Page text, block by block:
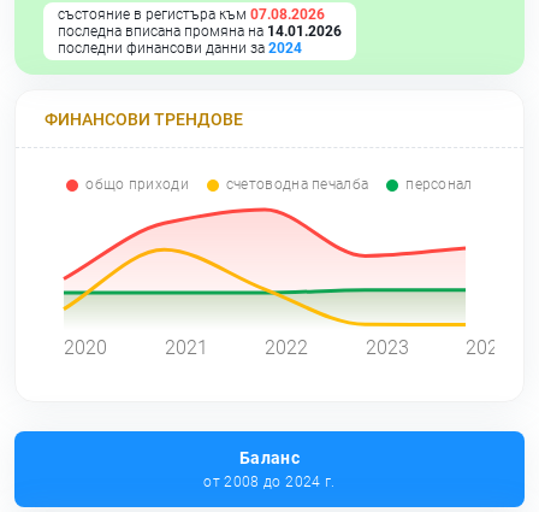
състояние в регистъра към 07.08.2026
последна вписана промяна на 14.01.2026
последни финансови данни за 2024
ФИНАНСОВИ ТРЕНДОВЕ
общо приходи счетоводна печалба персонал
2020 2021 2022 2023 2024
Баланс
от 2008 до 2024 г.